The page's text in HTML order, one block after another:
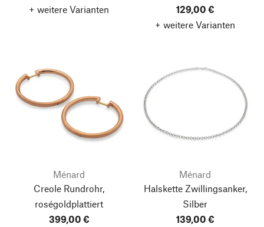
+ weitere Varianten
129,00 €
+ weitere Varianten
Ménard
Creole Rundrohr,
roségoldplattiert
399,00 €
Ménard
Halskette Zwillingsanker,
Silber
139,00 €